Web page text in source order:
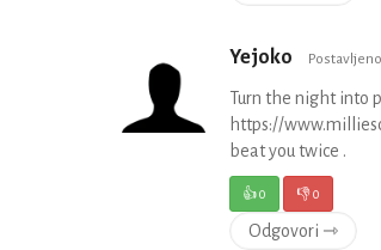
Yejoko
Turn the night into
https://
beat you twice .
👍0 👎0
Odgovori ⇾